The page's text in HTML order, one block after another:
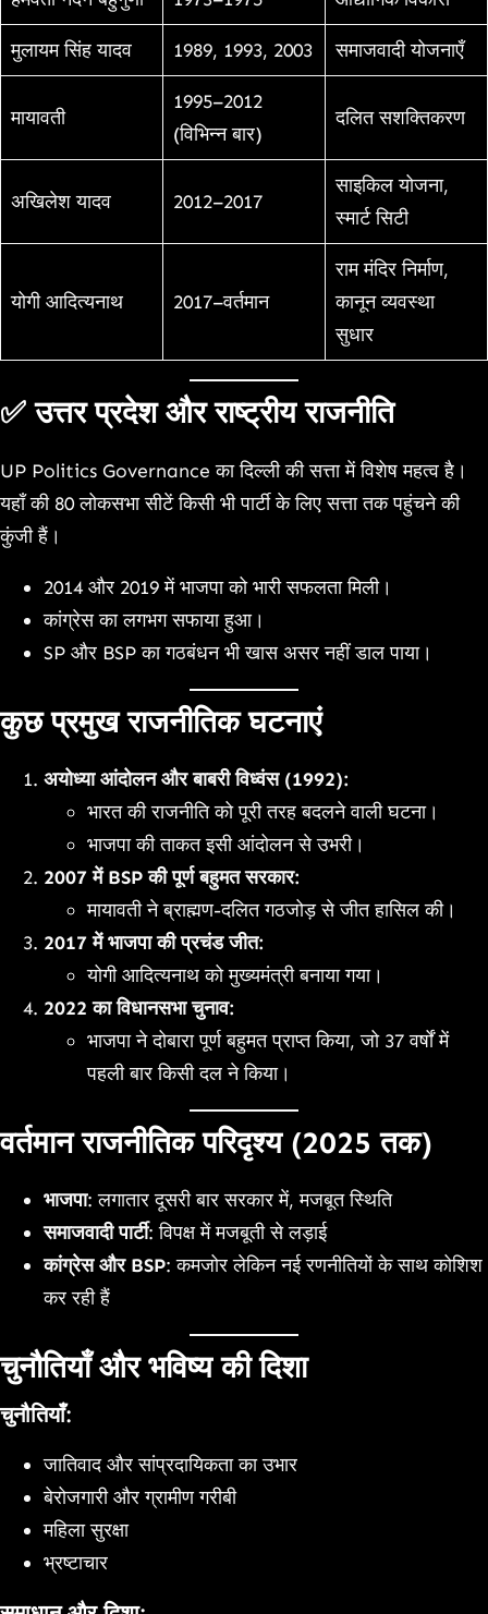
मुलायम सिंह यादव 1989, 1993, 2003 समाजवादी योजनाएँ
मायावती
1995–2012
(विभिन्न बार)
दलित सशक्तिकरण
अखिलेश यादव 2012–2017
साइकिल योजना,
स्मार्ट सिटी
योगी आदित्यनाथ 2017–वर्तमान
राम मंदिर निर्माण,
कानून व्यवस्था
सुधार
✅ उत्तर प्रदेश और राष्ट्रीय राजनीति
UP Politics Governance का दिल्ली की सत्ता में विशेष महत्व है।
यहाँ की 80 लोकसभा सीटें किसी भी पार्टी के लिए सत्ता तक पहुंचने की
कुंजी हैं।
2014 और 2019 में भाजपा को भारी सफलता मिली।
कांग्रेस का लगभग सफाया हुआ।
SP और BSP का गठबंधन भी खास असर नहीं डाल पाया।
कुछ प्रमुख राजनीतिक घटनाएं
अयोध्या आंदोलन और बाबरी विध्वंस (1992):
भारत की राजनीति को पूरी तरह बदलने वाली घटना।
भाजपा की ताकत इसी आंदोलन से उभरी।
2007 में BSP की पूर्ण बहुमत सरकार:
मायावती ने ब्राह्मण-दलित गठजोड़ से जीत हासिल की।
2017 में भाजपा की प्रचंड जीत:
योगी आदित्यनाथ को मुख्यमंत्री बनाया गया।
2022 का विधानसभा चुनाव:
भाजपा ने दोबारा पूर्ण बहुमत प्राप्त किया, जो 37 वर्षों में
पहली बार किसी दल ने किया।
वर्तमान राजनीतिक परिदृश्य (2025 तक)
भाजपा: लगातार दूसरी बार सरकार में, मजबूत स्थिति
समाजवादी पार्टी: विपक्ष में मजबूती से लड़ाई
कांग्रेस और BSP: कमजोर लेकिन नई रणनीतियों के साथ कोशिश
कर रही हैं
चुनौतियाँ और भविष्य की दिशा
चुनौतियाँ:
जातिवाद और सांप्रदायिकता का उभार
बेरोजगारी और ग्रामीण गरीबी
महिला सुरक्षा
भ्रष्टाचार